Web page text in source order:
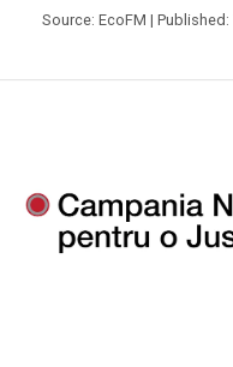
Source:EcoFM |Published: